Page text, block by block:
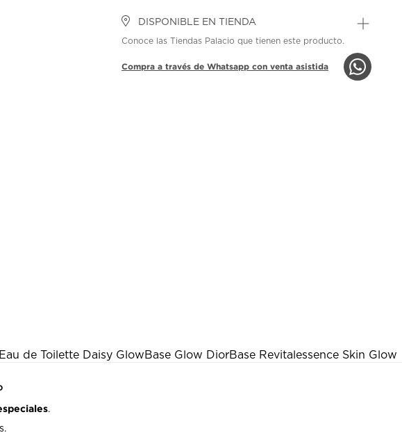
DISPONIBLE EN TIENDA
Conoce las Tiendas Palacio que tienen este producto.
Compra a través de Whatsapp con venta asistida
Eau de Toilette Daisy GlowBase Glow DiorBase Revitalessence Skin Glow
.